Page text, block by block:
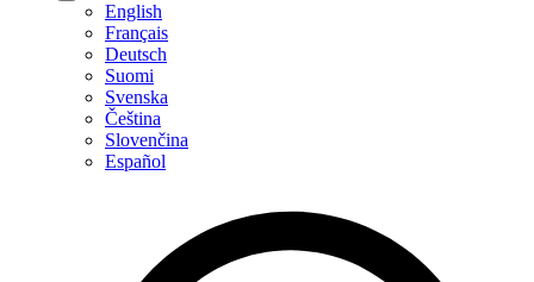
English
Français
Deutsch
Suomi
Svenska
Čeština
Slovenčina
Español